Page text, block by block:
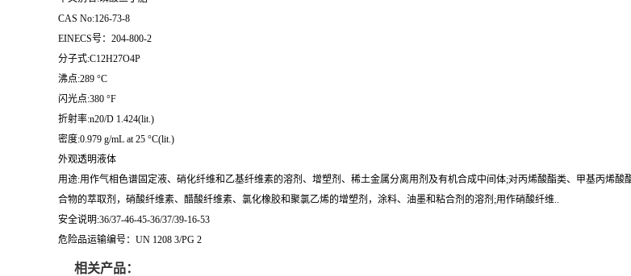
CAS No:126-73-8
EINECS号：204-800-2
分子式:C12H27O4P
沸点:289 °C
闪光点:380 °F
折射率:n20/D 1.424(lit.)
密度:0.979 g/mL at 25 °C(lit.)
外观透明液体
用途:用作气相色谱固定液、硝化纤维和乙基纤维素的溶剂、增塑剂、稀土金属分离用剂及有机合成中间体;对丙烯酸酯类、甲基丙烯
合物的萃取剂，硝酸纤维素、醋酸纤维素、氯化橡胶和聚氯乙烯的增塑剂，涂料、油墨和粘合剂的溶剂;用作硝酸纤维..
安全说明:36/37-46-45-36/37/39-16-53
危险品运输编号：UN 1208 3/PG 2
相关产品：